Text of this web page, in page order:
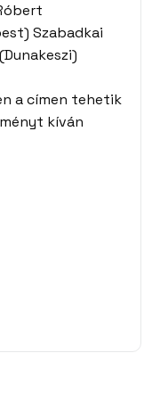
Szabadkai
a címen tehetik
kíván